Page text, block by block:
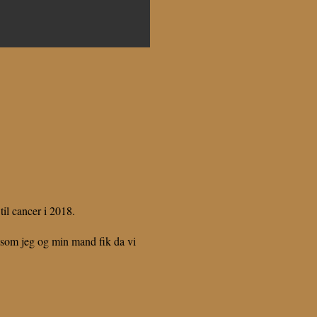
cancer i 2018.
jeg og min mand fik da vi